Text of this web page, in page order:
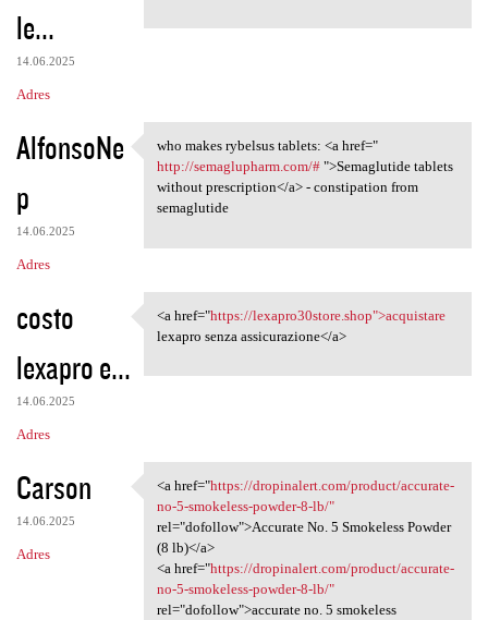
le...
14.06.2025
Adres
AlfonsoNe
p
14.06.2025
Adres
who makes rybelsus tablets:
who makes rybelsus tablets: <a href="
http://semaglupharm.com/#">Semaglutide tablets
without prescription</a> - constipation from
semaglutide
costo
lexapro e...
14.06.2025
Adres
<a href="https:/
<a href="https://lexapro30store.shop">acquistare
lexapro senza assicurazione</a>
Carson
14.06.2025
Adres
<a href="https://dropinalert
<a href="https://dropinalert.com/product/accurate-
no-5-smokeless-powder-8-lb/"
rel="dofollow">Accurate No. 5 Smokeless Powder
(8 lb)</a>
<a href="https://dropinalert.com/product/accurate-
no-5-smokeless-powder-8-lb/"
rel="dofollow">accurate no. 5 smokeless